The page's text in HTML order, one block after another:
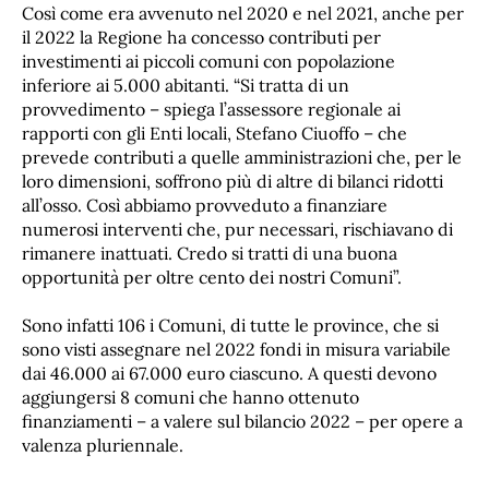
Così come era avvenuto nel 2020 e nel 2021, anche per
il 2022 la Regione ha concesso contributi per
investimenti ai piccoli comuni con popolazione
inferiore ai 5.000 abitanti. “Si tratta di un
provvedimento – spiega l’assessore regionale ai
rapporti con gli Enti locali, Stefano Ciuoffo – che
prevede contributi a quelle amministrazioni che, per le
loro dimensioni, soffrono più di altre di bilanci ridotti
all’osso. Così abbiamo provveduto a finanziare
numerosi interventi che, pur necessari, rischiavano di
rimanere inattuati. Credo si tratti di una buona
opportunità per oltre cento dei nostri Comuni”.
Sono infatti 106 i Comuni, di tutte le province, che si
sono visti assegnare nel 2022 fondi in misura variabile
dai 46.000 ai 67.000 euro ciascuno. A questi devono
aggiungersi 8 comuni che hanno ottenuto
finanziamenti – a valere sul bilancio 2022 – per opere a
valenza pluriennale.